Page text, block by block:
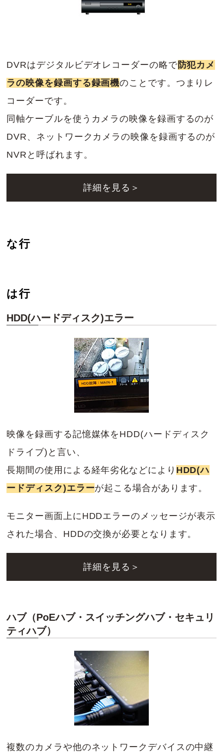
DVRはデジタルビデオレコーダーの略で防犯カメ
ラの映像を録画する録画機のことです。つまりレ
コーダーです。
同軸ケーブルを使うカメラの映像を録画するのが
DVR、ネットワークカメラの映像を録画するのが
NVRと呼ばれます。
詳細を見る＞
な行
は行
HDD(ハードディスク)エラー
映像を録画する記憶媒体をHDD(ハードディスク
ドライブ)と言い、
長期間の使用による経年劣化などにより HDD(ハ
ードディスク)エラーが起こる場合があります。
モニター画面上にHDDエラーのメッセージが表示
された場合、HDDの交換が必要となります。
詳細を見る＞
ハブ（PoEハブ・スイッチングハブ・セキュリ
ティハブ）
複数のカメラや他のネットワークデバイスの中継